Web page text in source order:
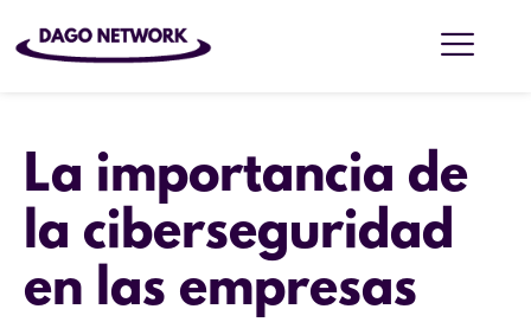
La importancia de
la ciberseguridad
en las empresas